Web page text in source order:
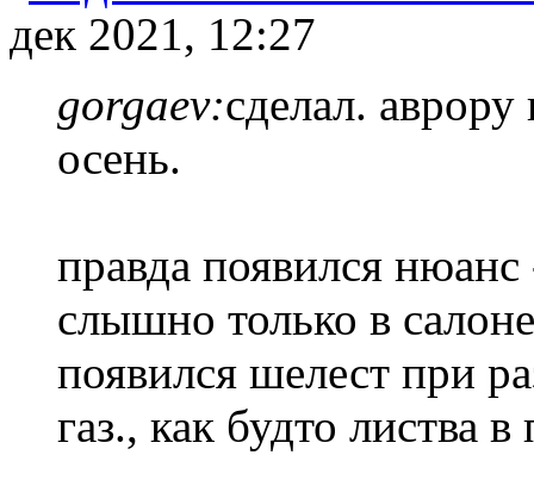
дек 2021, 12:27
gorgaev:сделал.
осень.
правда появился
слышно только в
появился шелест при
газ., как будто листва